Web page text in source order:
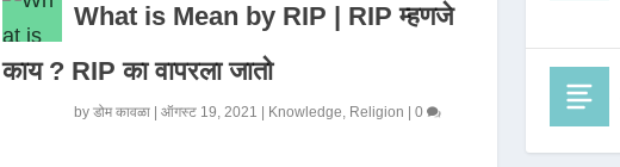
What is Mean by RIP | RIP म्हणजे
काय ? RIP का वापरला जातो
by डोम कावळा| ऑगस्ट 19, 2021 Knowledge, Religion 0